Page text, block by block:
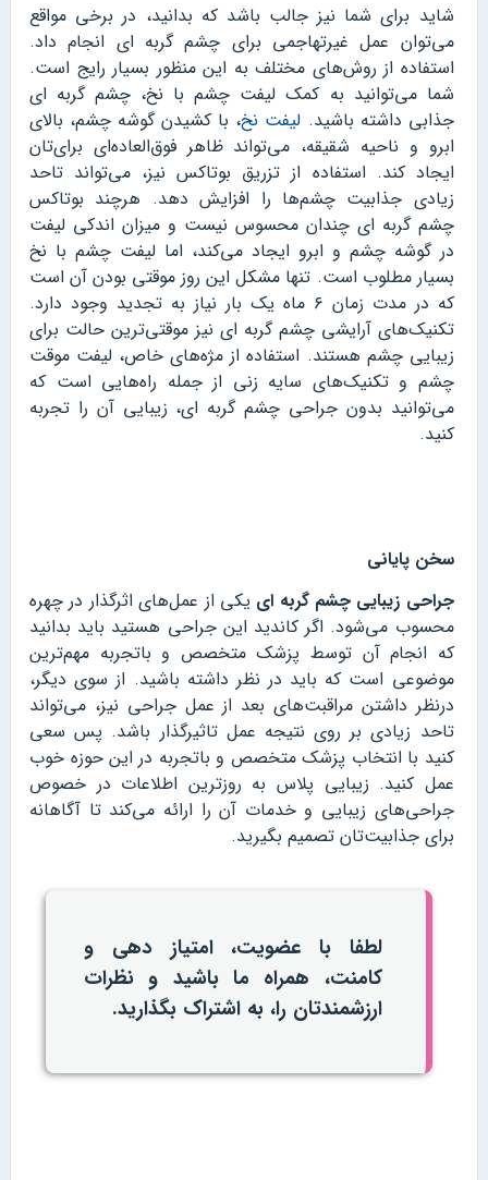
شاید برای شما نیز جالب باشد که بدانید، در برخی مواقع
می‌توان عمل غیرتهاجمی برای چشم گربه ای انجام داد.
استفاده از روش‌های مختلف به این منظور بسیار رایج است.
شما می‌توانید به کمک لیفت چشم با نخ، چشم گربه‌ ای
جذابی داشته باشید. لیفت نخ، با کشیدن گوشه چشم، بالای
ابرو و ناحیه شقیقه، می‌تواند ظاهر فوق‌العاده‌ای برای‌تان
ایجاد کند. استفاده از تزریق بوتاکس نیز، می‌تواند تاحد
زیادی جذابیت چشم‌ها را افزایش دهد. هرچند بوتاکس
چشم گربه ای چندان محسوس نیست و میزان اندکی لیفت
در گوشه چشم و ابرو ایجاد می‌کند، اما لیفت چشم با نخ
بسیار مطلوب است. تنها مشکل این روز موقتی بودن آن است
که در مدت زمان ۶ ماه یک بار نیاز به تجدید وجود دارد.
تکنیک‌های آرایشی چشم گربه ای نیز موقتی‌ترین حالت برای
زیبایی چشم هستند. استفاده از مژه‌های خاص، لیفت موقت
چشم و تکنیک‌های سایه زنی از جمله راه‌هایی است که
می‌توانید بدون جراحی چشم گربه ای، زیبایی آن را تجربه
کنید.
سخن پایانی
جراحی زیبایی چشم گربه‌‌ ای یکی از عمل‌های اثرگذار در چهره
محسوب می‌شود. اگر کاندید این جراحی هستید باید بدانید
که انجام آن توسط پزشک متخصص و باتجربه مهم‌ترین
موضوعی است که باید در نظر داشته باشید. از سوی دیگر،
درنظر داشتن مراقبت‌های بعد از عمل جراحی نیز، می‌تواند
تاحد زیادی بر روی نتیجه عمل تاثیرگذار باشد. پس سعی
کنید با انتخاب پزشک متخصص و باتجربه در این حوزه خوب
عمل کنید. زیبایی پلاس به روزترین اطلاعات در خصوص
جراحی‌های زیبایی و خدمات آن را ارائه می‌کند تا آگاهانه
برای جذابیت‌تان تصمیم بگیرید.
لطفا با عضویت، امتیاز دهی و
کامنت، همراه ما باشید و نظرات
ارزشمندتان را، به اشتراک بگذارید.